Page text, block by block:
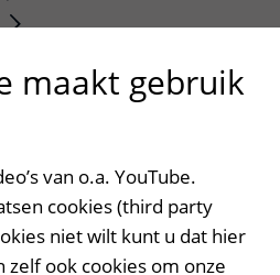
UMC Utrecht?
maakt gebruik
van o.a. YouTube.
cookies (third party
niet wilt kunt u dat hier
zelf ook cookies om onze